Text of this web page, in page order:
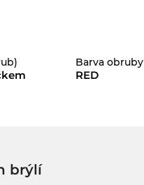
Barva obruby
RED
brýlí